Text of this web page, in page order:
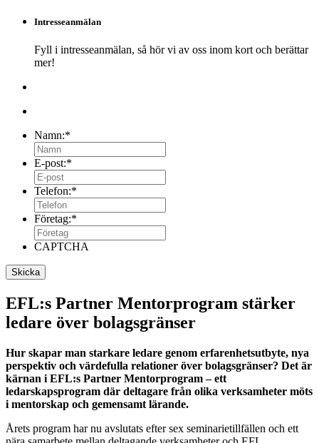
Intresseanmälan
Fyll i intresseanmälan, så hör vi av oss inom kort och berättar
mer!
Namn:*
E-post:*
Telefon:*
Företag:*
CAPTCHA
EFL:s Partner Mentorprogram stärker
ledare över bolagsgränser
Hur skapar man starkare ledare genom erfarenhetsutbyte, nya
perspektiv och värdefulla relationer över bolagsgränser? Det är
kärnan i EFL:s Partner Mentorprogram – ett
ledarskapsprogram där deltagare från olika verksamheter möts
i mentorskap och gemensamt lärande.
Årets program har nu avslutats efter sex seminarietillfällen och ett